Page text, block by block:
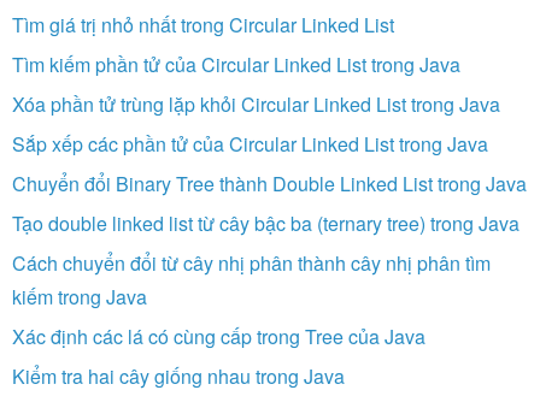
Tìm giá trị nhỏ nhất trong Circular Linked List
Tìm kiếm phần tử của Circular Linked List trong Java
Xóa phần tử trùng lặp khỏi Circular Linked List trong Java
Sắp xếp các phần tử của Circular Linked List trong Java
Chuyển đổi Binary Tree thành Double Linked List trong Java
Tạo double linked list từ cây bậc ba (ternary tree) trong Java
Cách chuyển đổi từ cây nhị phân thành cây nhị phân tìm
kiếm trong Java
Xác định các lá có cùng cấp trong Tree của Java
Kiểm tra hai cây giống nhau trong Java